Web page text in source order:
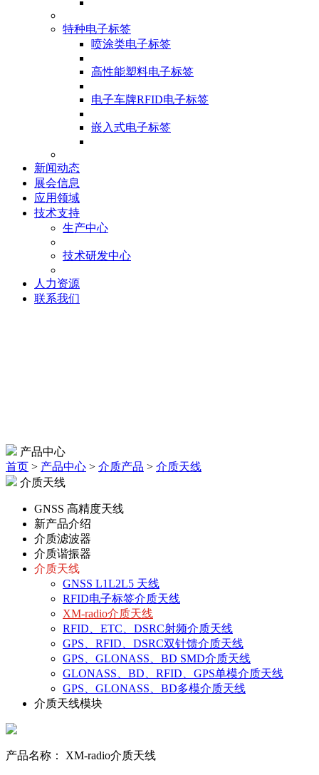
特种电子标签
喷涂类电子标签
高性能塑料电子标签
电子车牌RFID电子标签
嵌入式电子标签
新闻动态
展会信息
应用领域
技术支持
生产中心
技术研发中心
人力资源
联系我们
产品中心
首页 > 产品中心 > 介质产品 > 介质天线
介质天线
GNSS 高精度天线
新产品介绍
介质滤波器
介质谐振器
介质天线
GNSS L1L2L5 天线
RFID电子标签介质天线
XM-radio介质天线
RFID、ETC、DSRC射频介质天线
GPS、RFID、DSRC双针馈介质天线
GPS、GLONASS、BD SMD介质天线
GLONASS、BD、RFID、GPS单模介质天线
GPS、GLONASS、BD多模介质天线
介质天线模块
产品名称： XM-radio介质天线